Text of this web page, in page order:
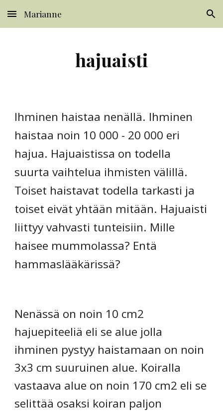
Skip to main content Skip to navigation
Marianne
hajuaisti
Ihminen haistaa nenällä. Ihminen
haistaa noin 10 000 - 20 000 eri
hajua. Hajuaistissa on todella
suurta vaihtelua ihmisten välillä.
Toiset haistavat todella tarkasti ja
toiset eivät yhtään mitään. Hajuaisti
liittyy vahvasti tunteisiin. Mille
haisee mummolassa? Entä
hammaslääkärissä?
Nenässä on noin 10 cm2
hajuepiteeliä eli se alue jolla
ihminen pystyy haistamaan on noin
3x3 cm suuruinen alue. Koiralla
vastaava alue on noin 170 cm2 eli se
selittää osaksi koiran paljon